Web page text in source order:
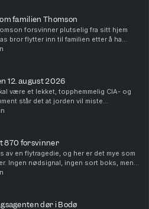
familien Thomson
forsvinner plutselig fra sitt hjem
bror flytter inn til familien etter å ha
for vold og voldtekt.
12. august 2026
være et lekket, topphemmelig CIA- og
står det at jorden vil miste
i nøyaktig syv sekunder den 12. august
870 forsvinner
av en flytragedie, og her er det mye som
Ingen nødsignal, ingen sort boks, men
intern motstand i det italienske militæret
dør i Bodø